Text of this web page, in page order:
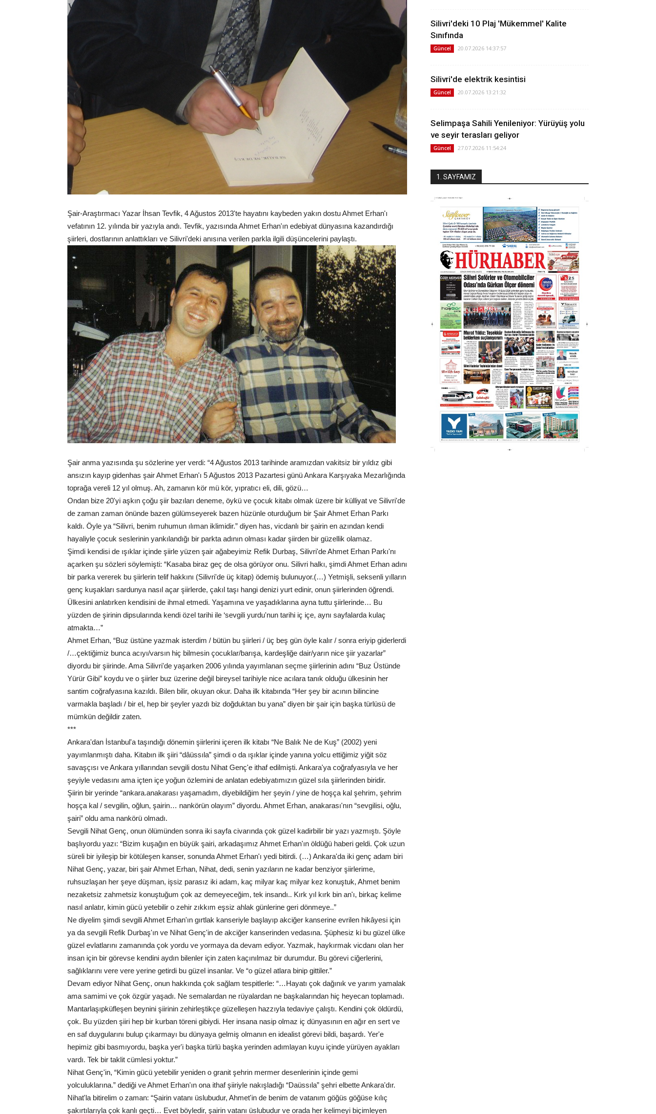
Şair-Araştırmacı Yazar İhsan Tevfik, 4 Ağustos 2013'te hayatını kaybeden yakın dostu Ahmet Erhan'ı
vefatının 12. yılında bir yazıyla andı. Tevfik, yazısında Ahmet Erhan'ın edebiyat dünyasına kazandırdığı
şiirleri, dostlarının anlattıkları ve Silivri'deki anısına verilen parkla ilgili düşüncelerini paylaştı.
Şair anma yazısında şu sözlerine yer verdi: “4 Ağustos 2013 tarihinde aramızdan vakitsiz bir yıldız gibi
ansızın kayıp gidenhas şair Ahmet Erhan'ı 5 Ağustos 2013 Pazartesi günü Ankara Karşıyaka Mezarlığında
toprağa vereli 12 yıl olmuş. Ah, zamanın kör mü kör, yıpratıcı eli, dili, gözü…
Ondan bize 20'yi aşkın çoğu şiir bazıları deneme, öykü ve çocuk kitabı olmak üzere bir külliyat ve Silivri'de
de zaman zaman önünde bazen gülümseyerek bazen hüzünle oturduğum bir Şair Ahmet Erhan Parkı
kaldı. Öyle ya “Silivri, benim ruhumun ılıman iklimidir.” diyen has, vicdanlı bir şairin en azından kendi
hayaliyle çocuk seslerinin yankılandığı bir parkta adının olması kadar şiirden bir güzellik olamaz.
Şimdi kendisi de ışıklar içinde şiirle yüzen şair ağabeyimiz Refik Durbaş, Silivri'de Ahmet Erhan Parkı'nı
açarken şu sözleri söylemişti: “Kasaba biraz geç de olsa görüyor onu. Silivri halkı, şimdi Ahmet Erhan adını
bir parka vererek bu şiirlerin telif hakkını (Silivri'de üç kitap) ödemiş bulunuyor.(…) Yetmişli, seksenli yılların
genç kuşakları sardunya nasıl açar şiirlerde, çakıl taşı hangi denizi yurt edinir, onun şiirlerinden öğrendi.
Ülkesini anlatırken kendisini de ihmal etmedi. Yaşamına ve yaşadıklarına ayna tuttu şiirlerinde… Bu
yüzden de şirinin dipsularında kendi özel tarihi ile ‘sevgili yurdu'nun tarihi iç içe, aynı sayfalarda kulaç
atmakta…”
Ahmet Erhan, “Buz üstüne yazmak isterdim / bütün bu şiirleri / üç beş gün öyle kalır / sonra eriyip giderlerdi
/…çektiğimiz bunca acıyı/varsın hiç bilmesin çocuklar/barışa, kardeşliğe dair/yarın nice şiir yazarlar”
diyordu bir şiirinde. Ama Silivri'de yaşarken 2006 yılında yayımlanan seçme şiirlerinin adını “Buz Üstünde
Yürür Gibi” koydu ve o şiirler buz üzerine değil bireysel tarihiyle nice acılara tanık olduğu ülkesinin her
santim coğrafyasına kazıldı. Bilen bilir, okuyan okur. Daha ilk kitabında “Her şey bir acının bilincine
varmakla başladı / bir el, hep bir şeyler yazdı biz doğduktan bu yana” diyen bir şair için başka türlüsü de
mümkün değildir zaten.
***
Ankara'dan İstanbul'a taşındığı dönemin şiirlerini içeren ilk kitabı “Ne Balık Ne de Kuş” (2002) yeni
yayımlanmıştı daha. Kitabın ilk şiiri “dâüssıla” şimdi o da ışıklar içinde yanına yolcu ettiğimiz yiğit söz
savaşçısı ve Ankara yıllarından sevgili dostu Nihat Genç'e ithaf edilmişti. Ankara'ya coğrafyasıyla ve her
şeyiyle vedasını ama içten içe yoğun özlemini de anlatan edebiyatımızın güzel sıla şiirlerinden biridir.
Şiirin bir yerinde “ankara.anakarası yaşamadım, diyebildiğim her şeyin / yine de hoşça kal şehrim, şehrim
hoşça kal / sevgilin, oğlun, şairin… nankörün olayım” diyordu. Ahmet Erhan, anakarası'nın “sevgilisi, oğlu,
şairi” oldu ama nankörü olmadı.
Sevgili Nihat Genç, onun ölümünden sonra iki sayfa civarında çok güzel kadirbilir bir yazı yazmıştı. Şöyle
başlıyordu yazı: “Bizim kuşağın en büyük şairi, arkadaşımız Ahmet Erhan'ın öldüğü haberi geldi. Çok uzun
süreli bir iyileşip bir kötüleşen kanser, sonunda Ahmet Erhan'ı yedi bitirdi. (…) Ankara'da iki genç adam biri
Nihat Genç, yazar, biri şair Ahmet Erhan, Nihat, dedi, senin yazıların ne kadar benziyor şiirlerime,
ruhsuzlaşan her şeye düşman, işsiz parasız iki adam, kaç milyar kaç milyar kez konuştuk, Ahmet benim
nezaketsiz zahmetsiz konuştuğum çok az demeyeceğim, tek insandı.. Kırk yıl kırk bin an'ı, birkaç kelime
nasıl anlatır, kimin gücü yetebilir o zehir zıkkım eşsiz ahlak günlerine geri dönmeye..”
Ne diyelim şimdi sevgili Ahmet Erhan'ın gırtlak kanseriyle başlayıp akciğer kanserine evrilen hikâyesi için
ya da sevgili Refik Durbaş'ın ve Nihat Genç'in de akciğer kanserinden vedasına. Şüphesiz ki bu güzel ülke
güzel evlatlarını zamanında çok yordu ve yormaya da devam ediyor. Yazmak, haykırmak vicdanı olan her
insan için bir görevse kendini aydın bilenler için zaten kaçınılmaz bir durumdur. Bu görevi ciğerlerini,
sağlıklarını vere vere yerine getirdi bu güzel insanlar. Ve “o güzel atlara binip gittiler.”
Devam ediyor Nihat Genç, onun hakkında çok sağlam tespitlerle: “…Hayatı çok dağınık ve yarım yamalak
ama samimi ve çok özgür yaşadı. Ne semalardan ne rüyalardan ne başkalarından hiç heyecan toplamadı.
Mantarlaşıpküfleşen beynini şiirinin zehirleştikçe güzelleşen hazzıyla tedaviye çalıştı. Kendini çok öldürdü,
çok. Bu yüzden şiiri hep bir kurban töreni gibiydi. Her insana nasip olmaz iç dünyasının en ağır en sert ve
en saf duygularını bulup çıkarmayı bu dünyaya gelmiş olmanın en idealist görevi bildi, başardı. Yer'e
hepimiz gibi basmıyordu, başka yer'i başka türlü başka yerinden adımlayan kuyu içinde yürüyen ayakları
vardı. Tek bir taklit cümlesi yoktur.”
Nihat Genç'in, “Kimin gücü yetebilir yeniden o granit şehrin mermer desenlerinin içinde gemi
yolculuklarına.” dediği ve Ahmet Erhan'ın ona ithaf şiiriyle nakışladığı “Daüssıla” şehri elbette Ankara'dır.
Nihat'la bitirelim o zaman: “Şairin vatanı üslubudur, Ahmet'in de benim de vatanım göğüs göğüse kılıç
şakırtılarıyla çok kanlı geçti… Evet böyledir, şairin vatanı üslubudur ve orada her kelimeyi biçimleyen
Silivri'deki 10 Plaj 'Mükemmel' Kalite
Sınıfında
Güncel 20.07.2026 14:37:57
Silivri'de elektrik kesintisi
Güncel 20.07.2026 13:21:32
Selimpaşa Sahili Yenileniyor: Yürüyüş yolu
ve seyir terasları geliyor
Güncel 27.07.2026 11:54:24
1. SAYFAMIZ